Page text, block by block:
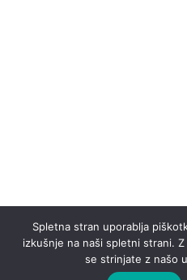
Spletna stran uporablja
izkušnje na naši spletni strani.
se strinjate z našo